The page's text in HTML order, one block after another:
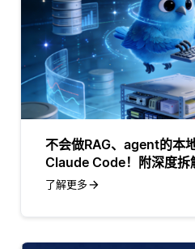
不会做RAG、agent的本
Claude Code！附深度拆
了解更多